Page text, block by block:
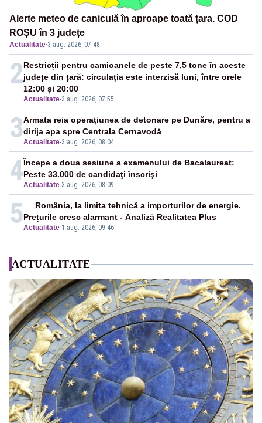
Alerte meteo de caniculă în aproape toată țara. COD
ROȘU în 3 județe
Actualitate·3 aug. 2026, 07:48
2
Actualitate-3 aug. 2026, 07:55
Restricții pentru camioanele de peste 7,5 tone în aceste
județe din țară: circulația este interzisă luni, între orele
12:00 și 20:00
3Actualitate-3 aug. 2026, 08:04
Armata reia operațiunea de detonare pe Dunăre, pentru a
dirija apa spre Centrala Cernavodă
4Actualitate-3 aug. 2026, 08:09
Începe a doua sesiune a examenului de Bacalaureat:
Peste 33.000 de candidaţi înscrişi
5Actualitate-1 aug. 2026, 09:46
România, la limita tehnică a importurilor de energie.
Prețurile cresc alarmant - Analiză Realitatea Plus
ACTUALITATE